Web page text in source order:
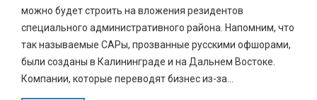
можно будет строить на вложения резидентов
специального административного района. Напомним, что
так называемые САРы, прозванные русскими офшорами,
были созданы в Калининграде и на Дальнем Востоке.
Компании, которые переводят бизнес из-за...